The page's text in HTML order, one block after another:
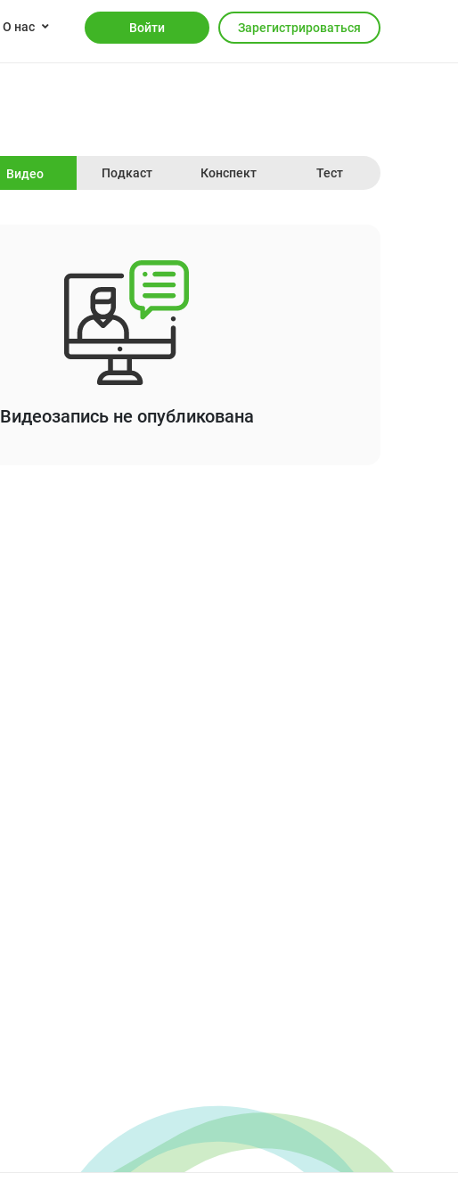
О нас Войти Зарегистрироваться
Видео Подкаст Конспект Тест
Видеозапись не опубликована